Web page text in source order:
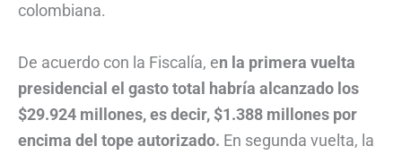
colombiana.
De acuerdo con la Fiscalía, en la primera vuelta
presidencial el gasto total habría alcanzado los
$29.924 millones, es decir, $1.388 millones por
encima del tope autorizado. En segunda vuelta, la